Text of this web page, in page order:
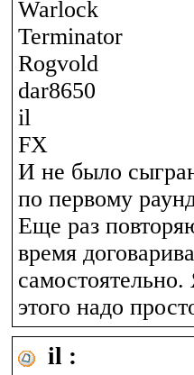
Warlock
Terminator
Rogvold
dar8650
il
FX
И не было
по первому
Еще раз
время
этого надо
il :